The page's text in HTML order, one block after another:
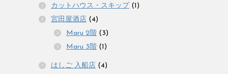
カットハウス・スキップ (1)
宮田屋酒店 (4)
Maru 2階 (3)
Maru 3階 (1)
はしご 入船店 (4)